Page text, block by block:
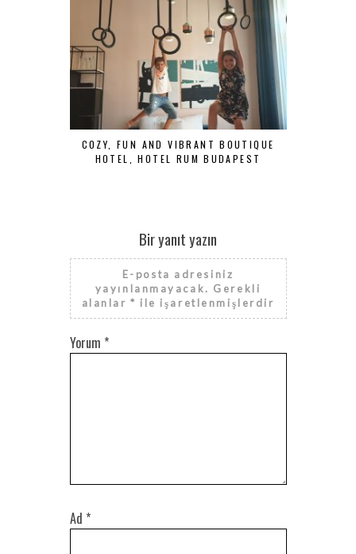
COZY, FUN AND VIBRANT BOUTIQUE
HOTEL, HOTEL RUM BUDAPEST
Bir yanıt yazın
E-posta adresiniz
yayınlanmayacak. Gerekli
alanlar* ile işaretlenmişlerdir
Yorum *
Ad *